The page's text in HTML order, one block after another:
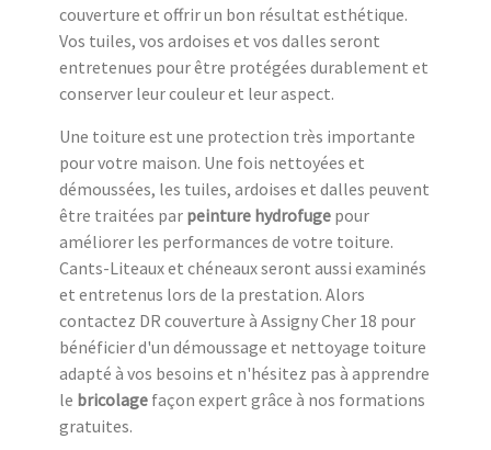
couverture et offrir un bon résultat esthétique.
Vos tuiles, vos ardoises et vos dalles seront
entretenues pour être protégées durablement et
conserver leur couleur et leur aspect.
Une toiture est une protection très importante
pour votre maison. Une fois nettoyées et
démoussées, les tuiles, ardoises et dalles peuvent
être traitées par peinture hydrofuge pour
améliorer les performances de votre toiture.
Cants-Liteaux et chéneaux seront aussi examinés
et entretenus lors de la prestation. Alors
contactez DR couverture à Assigny Cher 18 pour
bénéficier d'un démoussage et nettoyage toiture
adapté à vos besoins et n'hésitez pas à apprendre
le bricolage façon expert grâce à nos formations
gratuites.